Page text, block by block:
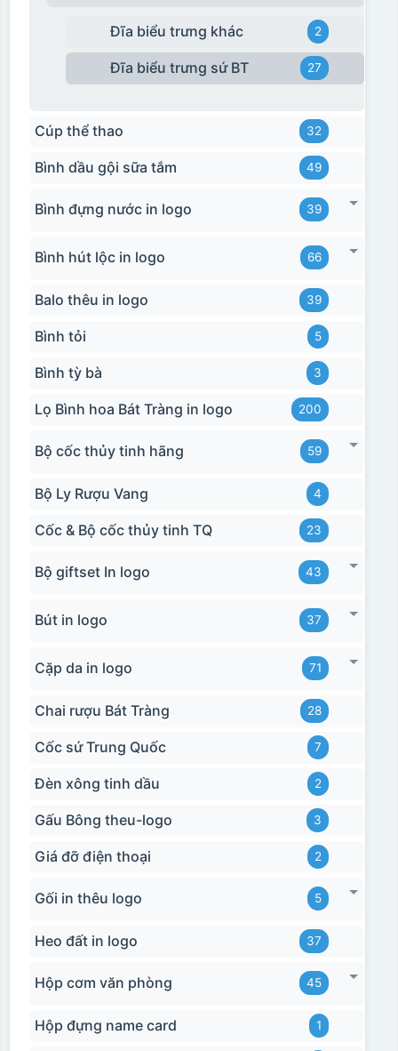
Đĩa biểu trưng khác 2
Đĩa biểu trưng sứ BT 27
Cúp thể thao 32
Bình dầu gội sữa tắm 49
Bình đựng nước in logo 39
Bình hút lộc in logo 66
Balo thêu in logo 39
Bình tỏi 5
Bình tỳ bà 3
Lọ Bình hoa Bát Tràng in logo 200
Bộ cốc thủy tinh hãng 59
Bộ Ly Rượu Vang 4
Cốc & Bộ cốc thủy tinh TQ 23
Bộ giftset In logo 43
Bút in logo 37
Cặp da in logo 71
Chai rượu Bát Tràng 28
Cốc sứ Trung Quốc 7
Đèn xông tinh dầu 2
Gấu Bông theu-logo 3
Giá đỡ điện thoại 2
Gối in thêu logo 5
Heo đất in logo 37
Hộp cơm văn phòng 45
Hộp đựng name card 1